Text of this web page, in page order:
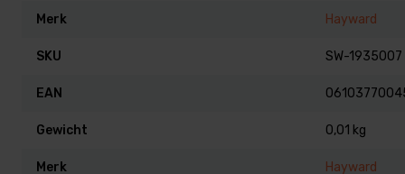
Merk Hayward
SKU SW-1935007
EAN
Gewicht 0,01 kg
Merk Hayward